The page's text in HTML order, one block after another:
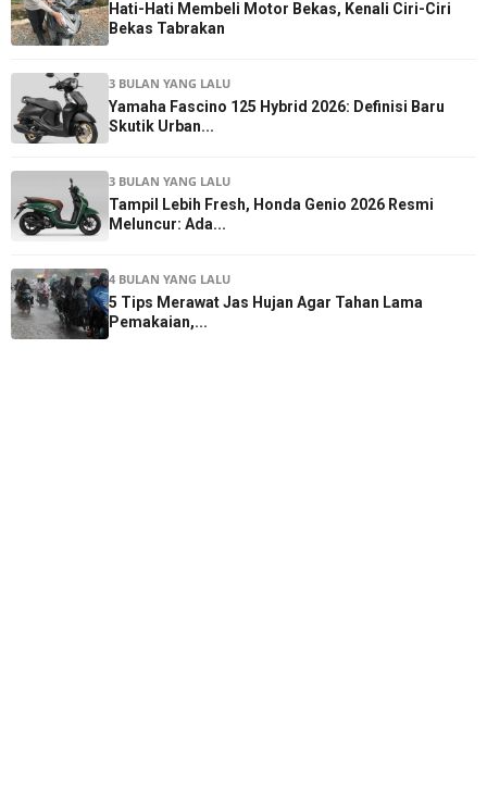
Hati-Hati Membeli Motor Bekas, Kenali Ciri-Ciri
Bekas Tabrakan
3 BULAN YANG LALU
Yamaha Fascino 125 Hybrid 2026: Definisi Baru
Skutik Urban...
3 BULAN YANG LALU
Tampil Lebih Fresh, Honda Genio 2026 Resmi
Meluncur: Ada...
4 BULAN YANG LALU
5 Tips Merawat Jas Hujan Agar Tahan Lama
Pemakaian,...